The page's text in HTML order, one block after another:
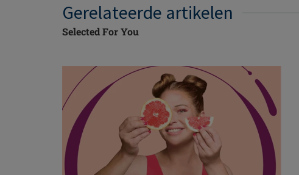
Gerelateerde artikelen
Selected For You